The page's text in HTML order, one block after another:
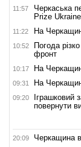
11:57
Черкаська
Prize
11:22 На
10:52
Погода
фронт
10:17 На
09:31 На
09:20
Іграшковий
повернути
20:09 Черкащина